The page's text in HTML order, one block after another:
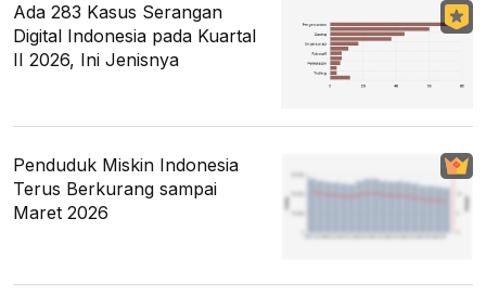
Ada 283 Kasus Serangan
Digital Indonesia pada Kuartal
II 2026, Ini Jenisnya
Penduduk Miskin Indonesia
Terus Berkurang sampai
Maret 2026